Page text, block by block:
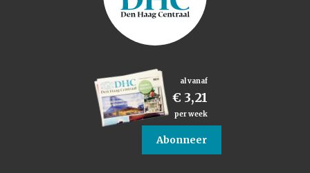
al vanaf
€ 3,21
per week
Abonneer